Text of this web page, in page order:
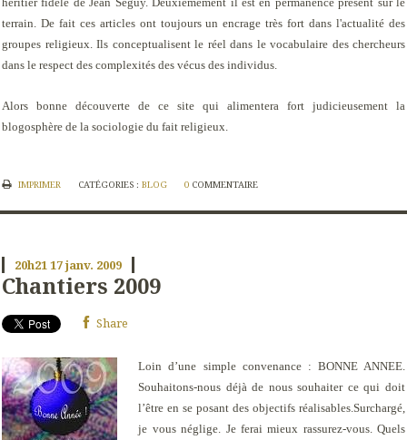
terrain. De fait ces articles ont toujours un encrage très fort dans l'actualité des
groupes religieux. Ils conceptualisent le réel dans le vocabulaire des chercheurs
dans le respect des complexités des vécus des individus.
Alors bonne découverte de ce site qui alimentera fort judicieusement la
blogosphère de la sociologie du fait religieux.
IMPRIMER CATÉGORIES : BLOG 0 COMMENTAIRE
20h2117janv. 2009
Chantiers 2009
Share
Loin d’une simple convenance : BONNE ANNEE.
Souhaitons-nous déjà de nous souhaiter ce qui doit
l’être en se posant des objectifs réalisables. Surchargé,
je vous néglige. Je ferai mieux rassurez-vous. Quels